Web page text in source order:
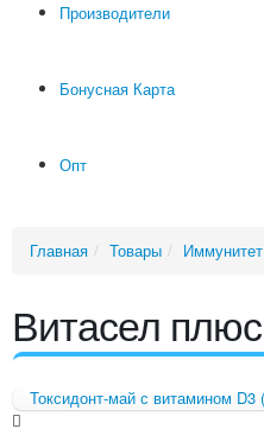
Производители
Бонусная Карта
Опт
Главная Товары Иммунитет
Витасел
Токсидонт-май с витамином